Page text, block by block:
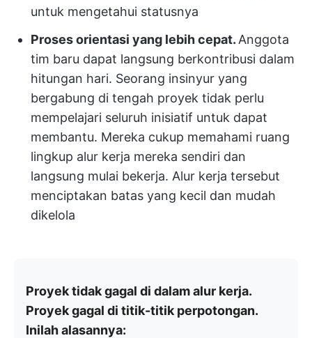
untuk mengetahui statusnya
Proses orientasi yang lebih cepat. Anggota
tim baru dapat langsung berkontribusi dalam
hitungan hari. Seorang insinyur yang
bergabung di tengah proyek tidak perlu
mempelajari seluruh inisiatif untuk dapat
membantu. Mereka cukup memahami ruang
lingkup alur kerja mereka sendiri dan
langsung mulai bekerja. Alur kerja tersebut
menciptakan batas yang kecil dan mudah
dikelola
Proyek tidak gagal di dalam alur kerja.
Proyek gagal di titik-titik perpotongan.
Inilah alasannya: